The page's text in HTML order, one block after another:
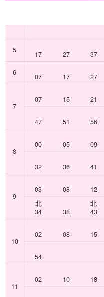
5
17 27 37
6
07 17 27
7
07 15 21
47 51 56
8
00 05 09
32 36 41
9
03 08 12
北
34
38
北
43
10
02 08 15
54
11
02 10 18